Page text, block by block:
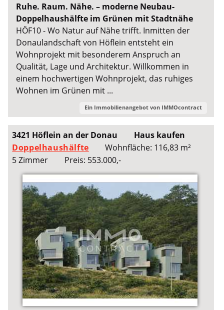
Ruhe. Raum. Nähe. – moderne Neubau-
Doppelhaushälfte im Grünen mit Stadtnähe
HÖF10 - Wo Natur auf Nähe trifft. Inmitten der
Donaulandschaft von Höflein entsteht ein
Wohnprojekt mit besonderem Anspruch an
Qualität, Lage und Architektur. Willkommen in
einem hochwertigen Wohnprojekt, das ruhiges
Wohnen im Grünen mit ...
Ein Immobilienangebot von IMMOcontract
3421 Höflein an der Donau
Haus kaufen
Doppelhaushälfte
Wohnfläche: 116,83 m²
5 Zimmer
Preis: 553.000,-